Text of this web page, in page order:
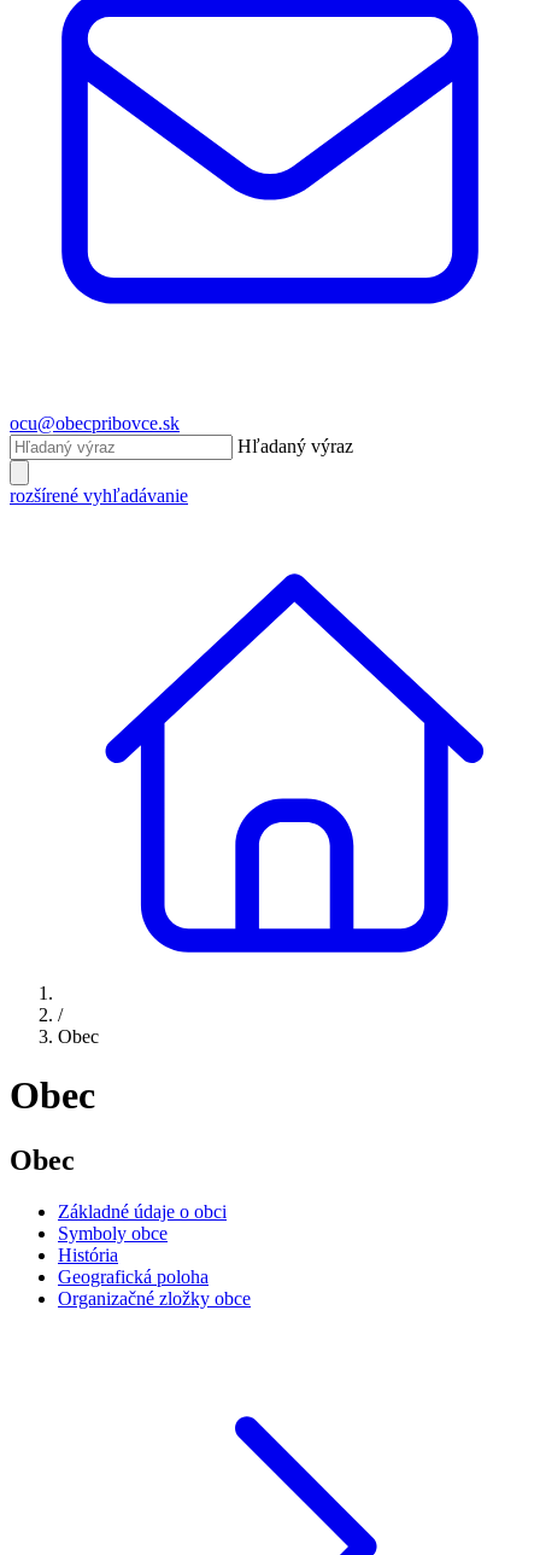
ocu@obecpribovce.sk
Hľadaný výraz
rozšírené vyhľadávanie
/
Obec
Obec
Obec
Základné údaje o obci
Symboly obce
História
Geografická poloha
Organizačné zložky obce